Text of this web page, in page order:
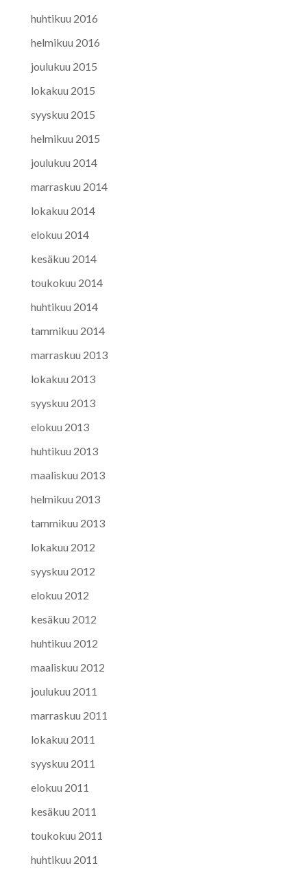
huhtikuu 2016
helmikuu 2016
joulukuu 2015
lokakuu 2015
syyskuu 2015
helmikuu 2015
joulukuu 2014
marraskuu 2014
lokakuu 2014
elokuu 2014
kesäkuu 2014
toukokuu 2014
huhtikuu 2014
tammikuu 2014
marraskuu 2013
lokakuu 2013
syyskuu 2013
elokuu 2013
huhtikuu 2013
maaliskuu 2013
helmikuu 2013
tammikuu 2013
lokakuu 2012
syyskuu 2012
elokuu 2012
kesäkuu 2012
huhtikuu 2012
maaliskuu 2012
joulukuu 2011
marraskuu 2011
lokakuu 2011
syyskuu 2011
elokuu 2011
kesäkuu 2011
toukokuu 2011
huhtikuu 2011